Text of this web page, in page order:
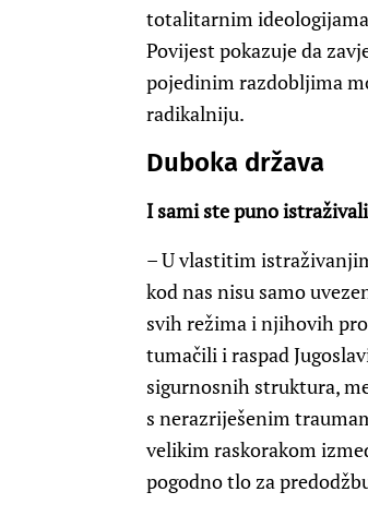
totalitarnim
Povijest pokazuje da
pojedinim razdobljima
radikalniju.
Duboka država
I sami ste puno
– U vlastitim
kod nas nisu samo
svih režima i njihovih
tumačili i raspad
sigurnosnih struktura,
s nerazriješenim
velikim raskorakom
pogodno tlo za